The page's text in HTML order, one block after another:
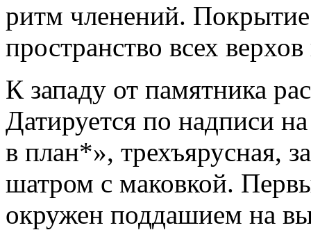
ритм членений.
пространство всех
К западу от памятника
Датируется по надписи
в план*», трехъярусная,
шатром с маковкой.
окружен поддашием на